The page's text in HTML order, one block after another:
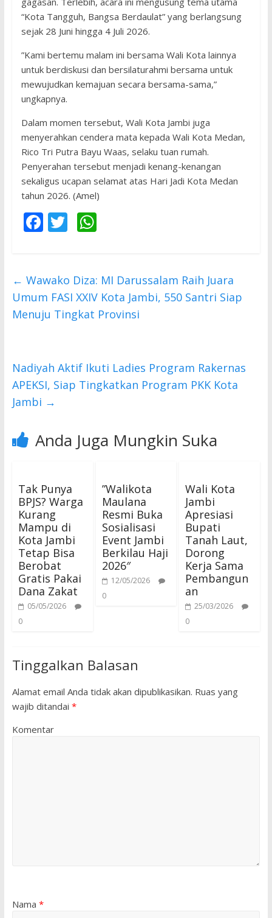
“Kota Tangguh, Bangsa Berdaulat” yang berlangsung
sejak 28 Juni hingga 4 Juli 2026.
​”Kami bertemu malam ini bersama Wali Kota lainnya
untuk berdiskusi dan bersilaturahmi bersama untuk
mewujudkan kemajuan secara bersama-sama,”
ungkapnya.
​Dalam momen tersebut, Wali Kota Jambi juga
menyerahkan cendera mata kepada Wali Kota Medan,
Rico Tri Putra Bayu Waas, selaku tuan rumah.
Penyerahan tersebut menjadi kenang-kenangan
sekaligus ucapan selamat atas Hari Jadi Kota Medan
tahun 2026. (Amel)
F
b
o
o
T
er
W
s
A
p
← Wawako Diza: ​MI Darussalam Raih Juara
Umum FASI XXIV Kota Jambi, 550 Santri Siap
Menuju Tingkat Provinsi
Nadiyah Aktif Ikuti Ladies Program Rakernas
APEKSI, Siap Tingkatkan Program PKK Kota
Jambi →
Anda Juga Mungkin Suka
Tak Punya
BPJS? Warga
Kurang
Mampu di
Kota Jambi
Tetap Bisa
Berobat
Gratis Pakai
Dana Zakat
05/05/2026
0
​”Walikota
Maulana
Resmi Buka
Sosialisasi
Event Jambi
Berkilau Haji
2026″
12/05/2026
0
Wali Kota
Jambi
Apresiasi
Bupati
Tanah Laut,
Dorong
Kerja Sama
Pembangun
an
25/03/2026
0
Tinggalkan Balasan
Alamat email Anda tidak akan dipublikasikan. Ruas yang
wajib ditandai *
Komentar
Nama *